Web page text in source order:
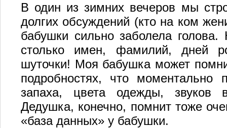
В один из зимних вечеров мы
долгих обсуждений (кто на ком
бабушки сильно заболела голова.
столько имен, фамилий, дней
шуточки! Моя бабушка может
подробностях, что моментально
запаха, цвета одежды, звуков
Дедушка, конечно, помнит тоже
«база данных» у бабушки.